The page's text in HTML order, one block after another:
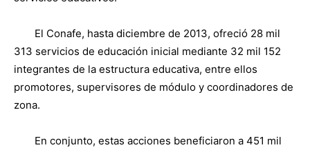
El Conafe, hasta diciembre de 2013, ofreció 28 mil
313 servicios de educación inicial mediante 32 mil 152
integrantes de la estructura educativa, entre ellos
promotores, supervisores de módulo y coordinadores de
zona.
En conjunto, estas acciones beneficiaron a 451 mil